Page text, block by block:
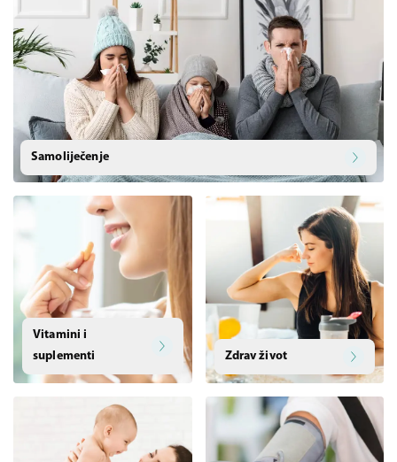
Samoliječenje
Vitamini i
suplementi
Zdrav život